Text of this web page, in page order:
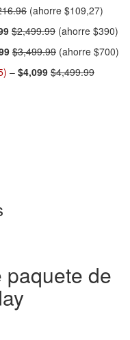
(ahorre $109,27)
$2,499.99 (ahorre $390)
$3,499.99 (ahorre $700)
– $4,099 $4,499.99
paquete de